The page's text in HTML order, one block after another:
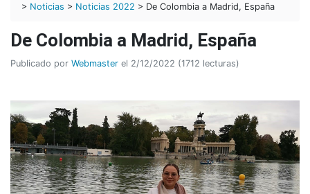
> Noticias > Noticias 2022 > De Colombia a Madrid, España
De Colombia a Madrid, España
Publicado por Webmaster el 2/12/2022 (1712 lecturas)